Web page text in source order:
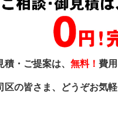
積・ご提案は、 無料！ 費
区の皆さま、どうぞお気